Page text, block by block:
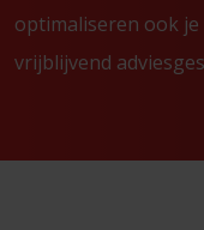
optimaliseren ook
vrijblijvend